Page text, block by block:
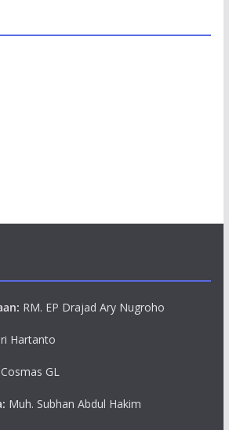
RM. EP Drajad Ary Nugroho
Hartanto
Cosmas GL
Muh. Subhan Abdul Hakim